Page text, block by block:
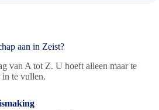
aan in Zeist?
van A tot Z. U hoeft alleen maar te
te vullen.